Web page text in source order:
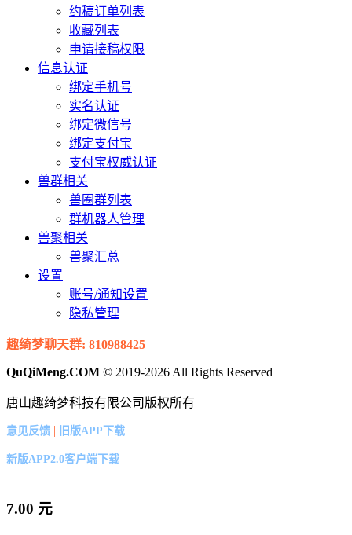
约稿订单列表
收藏列表
申请接稿权限
信息认证
绑定手机号
实名认证
绑定微信号
绑定支付宝
支付宝权威认证
兽群相关
兽圈群列表
群机器人管理
兽聚相关
兽聚汇总
设置
账号/通知设置
隐私管理
趣绮梦聊天群: 810988425
QuQiMeng.COM © 2019-2026 All Rights Reserved
唐山趣绮梦科技有限公司版权所有
意见反馈 | 旧版APP下载
新版APP2.0客户端下载
7.00 元